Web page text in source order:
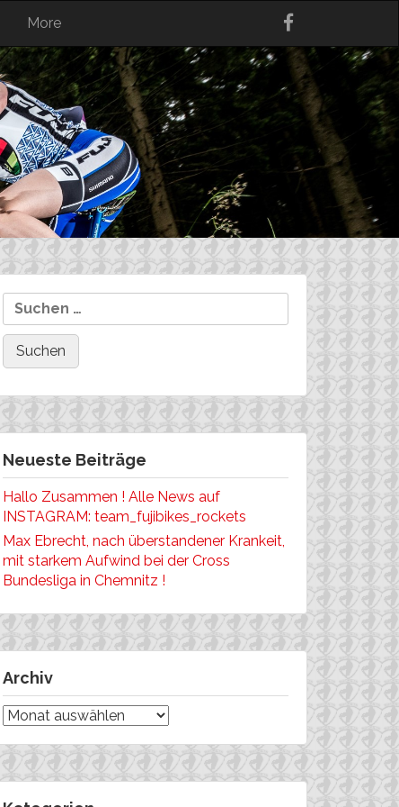
More
Suchen
nach:
Neueste Beiträge
Hallo Zusammen ! Alle News auf
INSTAGRAM: team_fujibikes_rockets
Max Ebrecht, nach überstandener Krankeit,
mit starkem Aufwind bei der Cross
Bundesliga in Chemnitz !
Archiv
Archiv